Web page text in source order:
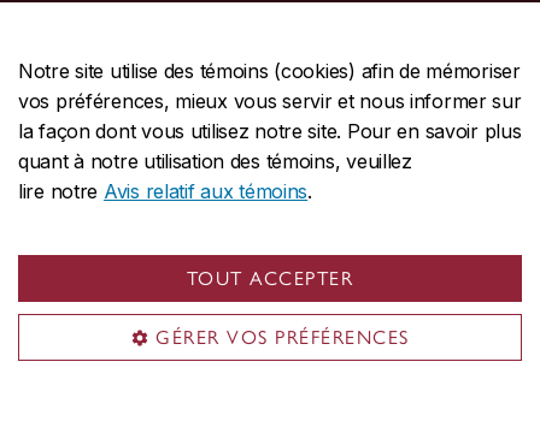
Notre site utilise des témoins (cookies) afin de mémoriser
vos préférences, mieux vous servir et nous informer sur
la façon dont vous utilisez notre site. Pour en savoir plus
quant à notre utilisation des témoins, veuillez
lire notre Avis relatif aux témoins.
TOUT ACCEPTER
GÉRER VOS PRÉFÉRENCES
CENTRALE514-848-2424
URGENCE514-848-3717
Protection et prévention | Accessibilité | Confidentialité
Conditions d'utilisation |
© Université Concordia. Montréal, QC, Canada